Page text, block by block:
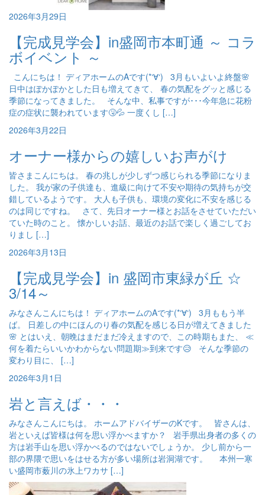
2026年3月29日
【完成見学会】in盛岡市本町通 ～ コラ
ボイベント ～
こんにちは！ ディアホームのAです(*‘∀‘) 3月もいよいよ終盤🌸
日中はぽかぽかとした日も増えてきて、 春の気配をグッと感じる
季節になってきました。 そんな中、私事ですが･･･今年急に花粉
症の症状に襲われています🤧💦 一度くし […]
2026年3月22日
オーナー様からの嬉しいお声がけ
皆さまこんにちは。 春の兆しが少しずつ感じられる季節になりま
した。 我が家の子供達も、進級に向けて不安や期待の気持ちが交
錯しているようです。 大人も子供も、環境の変化に不安を感じる
のは同じですね。 さて、先日オーナー様とお話をさせていただい
ていた時のこと。 懐かしいお話、最近のお話で楽しく過ごしてお
りまし […]
2026年3月13日
【完成見学会】in 盛岡市東緑が丘 ☆
3/14～
みなさんこんにちは！ ディアホームのAです(*‘∀‘) 3月ももう半
ば。 日差しの中にほんのり春の気配を感じる日が増えてきました
🌸 とはいえ、朝晩はまだまだ冷えますので、この時期もまた、 ≪
何を着たらいいかわからない問題期≫到来です😥 そんな季節の
変わり目に、 […]
2026年3月1日
岩と言えば・・・
みなさんこんにちは。 ホームアドバイザーのKです。 皆さんは、
岩といえば皆様は何を思い浮かべますか？ 岩手県出身者の多くの
方は岩手山を思い浮かべるのではないでしょうか。 少し前から一
部の界隈で思いをはせる方が多い場所は岩洞湖です。 本州一寒
い盛岡市薮川の氷上ワカサ […]